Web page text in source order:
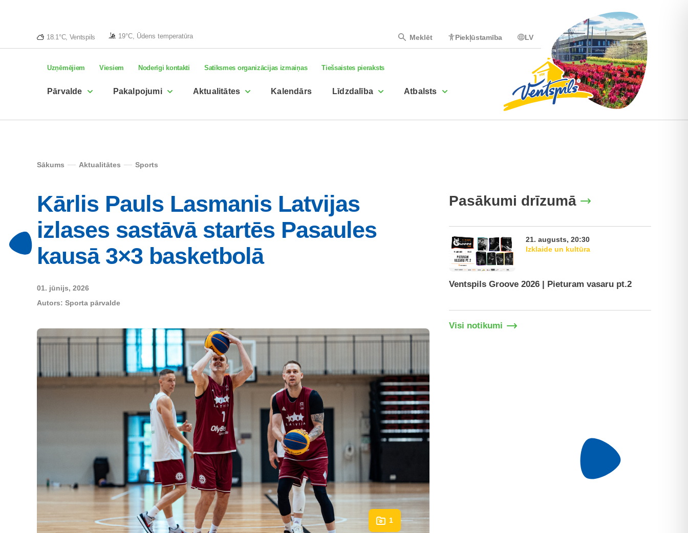
18.1°C, Ventspils 19°C, Ūdens temperatūra Meklēt Piekļūstamība LV
Uzņēmējiem Viesiem Noderīgi kontakti Satiksmes organizācijas izmaiņas Tiešsaistes pieraksts
Pārvalde Pakalpojumi Aktualitātes Kalendārs Līdzdalība Atbalsts
Sākums Aktualitātes Sports
Kārlis Pauls Lasmanis Latvijas
izlases sastāvā startēs Pasaules
kausā 3×3 basketbolā
01. jūnijs, 2026
Autors: Sporta pārvalde
1
Pasākumi drīzumā
21. augusts, 20:30
Izklaide un kultūra
Ventspils Groove 2026 | Pieturam vasaru pt.2
Visi notikumi